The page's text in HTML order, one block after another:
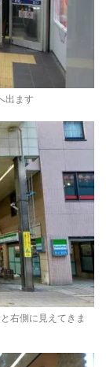
出ます
右側に見えてきま